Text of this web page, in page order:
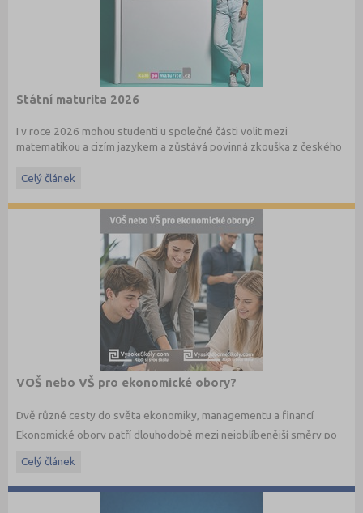
Státní maturita 2026
I v roce 2026 mohou studenti u společné části volit mezi
matematikou a cizím jazykem a zůstává povinná zkouška z českého
informacemi.
Celý článek
VOŠ nebo VŠ pro ekonomické obory?
Dvě různé cesty do světa ekonomiky, managementu a financí
Ekonomické obory patří dlouhodobě mezi nejoblíbenější směry po
studovat, ale také jakým způsobem. Vedle vysokých škol dnes
ekonomické studium a úzké propojení s praxí.
Celý článek